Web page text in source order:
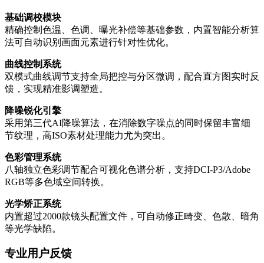
基础调校模块
精确控制色温、色调、曝光补偿等基础参数，内置智能分析算
法可自动识别画面元素进行针对性优化。
曲线控制系统
双模式曲线调节支持全局把控与分区微调，配合直方图实时反
馈，实现精准影调塑造。
降噪锐化引擎
采用第三代AI降噪算法，在消除数字噪点的同时保留丰富细
节纹理，高ISO素材处理能力尤为突出。
色彩管理系统
八轴独立色彩调节配合可视化色谱分析，支持DCI-P3/Adobe
RGB等多色域空间转换。
光学矫正系统
内置超过2000款镜头配置文件，可自动修正畸变、色散、暗角
等光学缺陷。
专业用户反馈